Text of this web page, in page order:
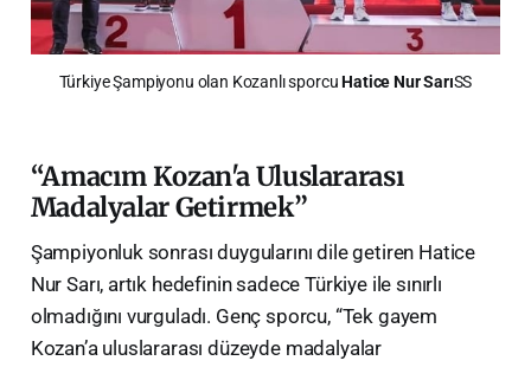
Türkiye Şampiyonu olan Kozanlı sporcu Hatice Nur SarıSS
“Amacım Kozan'a Uluslararası
Madalyalar Getirmek”
Şampiyonluk sonrası duygularını dile getiren Hatice
Nur Sarı, artık hedefinin sadece Türkiye ile sınırlı
olmadığını vurguladı. Genç sporcu, “Tek gayem
Kozan’a uluslararası düzeyde madalyalar